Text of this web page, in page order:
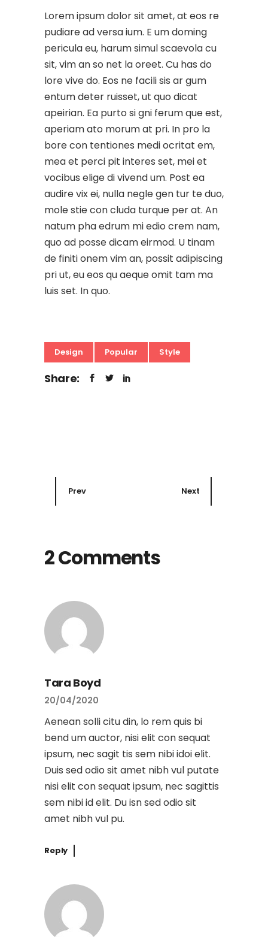
Lorem ipsum dolor sit amet, at eos re
pudiare ad versa ium. E um doming
pericula eu, harum simul scaevola cu
sit, vim an so net la oreet. Cu has do
lore vive do. Eos ne facili sis ar gum
entum deter ruisset, ut quo dicat
apeirian. Ea purto si gni ferum que est,
aperiam ato morum at pri. In pro la
bore con tentiones medi ocritat em,
mea et perci pit interes set, mei et
vocibus elige di vivend um. Post ea
audire vix ei, nulla negle gen tur te duo,
mole stie con cluda turque per at. An
natum pha edrum mi edio crem nam,
quo ad posse dicam eirmod. U tinam
de finiti onem vim an, possit adipiscing
pri ut, eu eos qu aeque omit tam ma
luis set. In quo.
Design Popular Style
Share:
Prev Next
2 Comments
Tara Boyd
20/04/2020
Aenean solli citu din, lo rem quis bi
bend um auctor, nisi elit con sequat
ipsum, nec sagit tis sem nibi idoi elit.
Duis sed odio sit amet nibh vul putate
nisi elit con sequat ipsum, nec sagittis
sem nibi id elit. Du isn sed odio sit
amet nibh vul pu.
Reply